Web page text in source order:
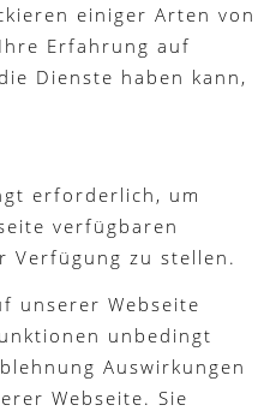
einiger Arten von
Erfahrung auf
Dienste haben kann,
erforderlich, um
verfügbaren
Verfügung zu stellen.
unserer Webseite
unbedingt
Auswirkungen
Webseite. Sie